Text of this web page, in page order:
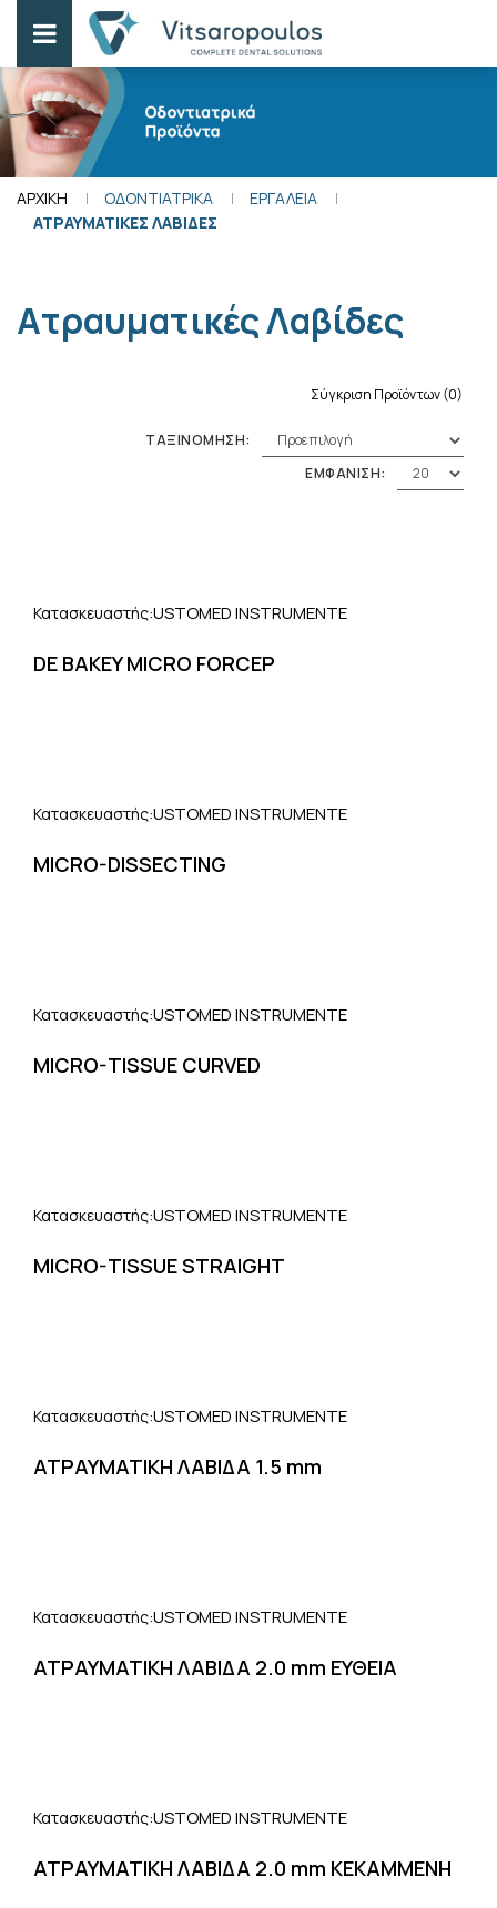
ΑΡΧΙΚΗ ΟΔΟΝΤΙΑΤΡΙΚΑ
ΕΡΓΑΛΕΙΑ
ΑΤΡΑΥΜΑΤΙΚΕΣ ΛΑΒΙΔΕΣ
Ατραυματικές Λαβίδες
Σύγκριση Προϊόντων (0)
ΤΑΞΙΝΟΜΗΣΗ:
ΕΜΦΑΝΙΣΗ:
DE BAKEY MICRO FORCEP
Κατασκευαστής:USTOMED INSTRUMENTE
MICRO-DISSECTING
Κατασκευαστής:USTOMED INSTRUMENTE
MICRO-TISSUE CURVED
Κατασκευαστής:USTOMED INSTRUMENTE
MICRO-TISSUE STRAIGHT
Κατασκευαστής:USTOMED INSTRUMENTE
ΑΤΡΑΥΜΑΤΙΚΗ ΛΑΒΙΔΑ 1.5 mm
Κατασκευαστής:USTOMED INSTRUMENTE
ΑΤΡΑΥΜΑΤΙΚΗ ΛΑΒΙΔΑ 2.0 mm ΕΥΘΕΙΑ
Κατασκευαστής:USTOMED INSTRUMENTE
ΑΤΡΑΥΜΑΤΙΚΗ ΛΑΒΙΔΑ 2.0 mm ΚΕΚΑΜΜΕΝΗ
Κατασκευαστής:USTOMED INSTRUMENTE